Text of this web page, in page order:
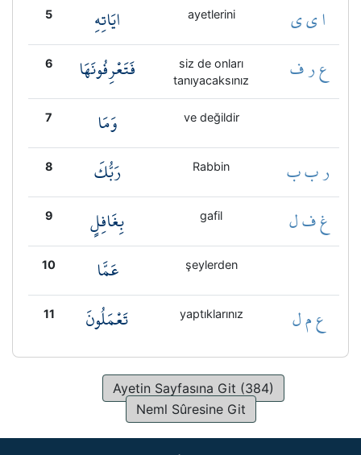
5 ايَاتِهِ ayetlerini ا ي ي
6 فَتَعْرِفُونَهَا
siz de onları
tanıyacaksınız
ع ر ف
7 وَمَا ve değildir
8 رَبُّكَ Rabbin ر ب ب
9 بِغَافِلٍ gafil غ ف ل
10 عَمَّا şeylerden
11 تَعْمَلُونَ yaptıklarınız ع م ل
Ayetin Sayfasına Git (384)
Neml Sûresine Git